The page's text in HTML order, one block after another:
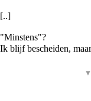
[..]
"Minstens"?
Ik blijf bescheiden,
▼